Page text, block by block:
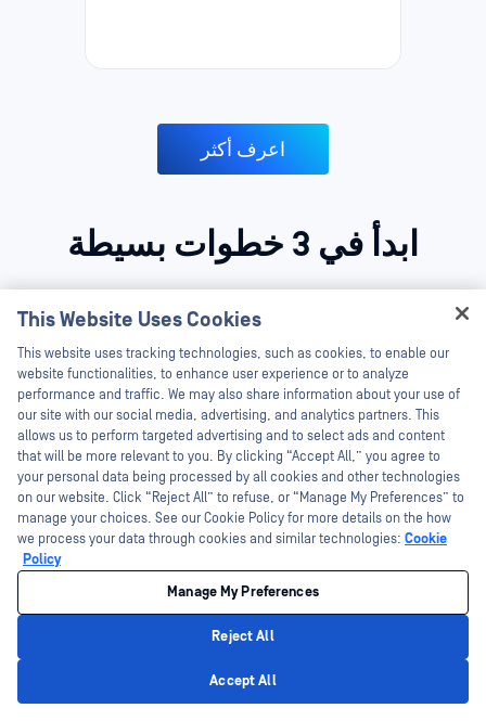
اعرف أكثر
ابدأ في 3 خطوات بسيطة
تواصل مع خبرائنا
املأ النموذج وسيتصل بك أحد OPSWAT في غضون 24
ساعة لتقييم بيئتك وفهم متطلباتك وتقديم توصيات بشأن
This Website Uses Cookies
This website uses tracking technologies, such as cookies, to enable our
website functionalities, to enhance user experience or to analyze
performance and traffic. We may also share information about your use of
our site with our social media, advertising, and analytics partners. This
allows us to perform targeted advertising and to select ads and content
that will be more relevant to you. By clicking “Accept All,” you agree to
your personal data being processed by all cookies and other technologies
on our website. Click “Reject All” to refuse, or “Manage My Preferences” to
manage your choices. See our Cookie Policy for more details on the how
we process your data through cookies and similar technologies: Cookie
Policy
Manage My Preferences
Reject All
Accept All
Hey there!
I'm Ozzy, your OPSWAT virtual assistant.
How can I help you secure what's critical
today?